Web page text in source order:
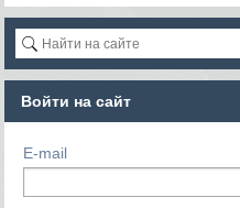
Войти на сайт
E-mail